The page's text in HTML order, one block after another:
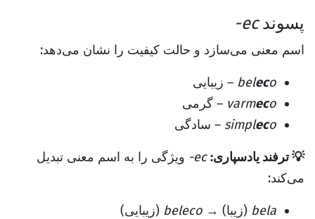
پسوند-ec
اسم معنی می‌سازد و حالت کیفیت را نشان می‌دهد:
beleco
– زیبایی
varmeco
– گرمی
simpleco – سادگی
💡 ترفند یادسپاری: -ec ویژگی را به اسم معنی تبدیل
می‌کند:
bela (زیبا) → beleco (زیبایی)